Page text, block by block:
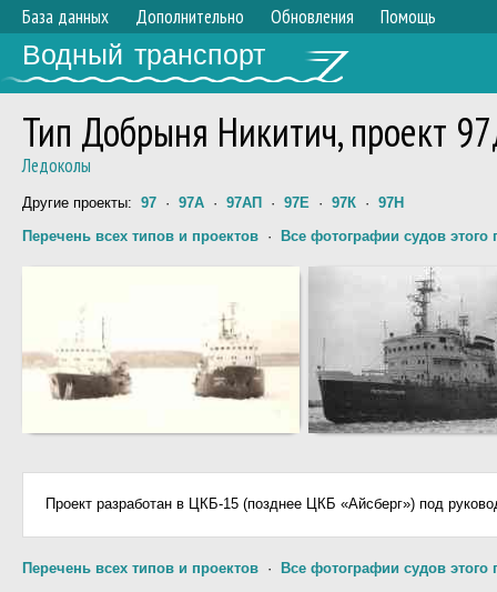
База данных Дополнительно Обновления Помощь
Водный транспорт
Тип Добрыня Никитич, проект
Ледоколы
Другие проекты: 97 · 97А · 97АП · 97Е · 97К · 97Н
Перечень всех типов и проектов · Все фотографии судов этого
Проект разработан в ЦКБ-15 (позднее ЦКБ «Айсберг») под
Перечень всех типов и проектов · Все фотографии судов этого